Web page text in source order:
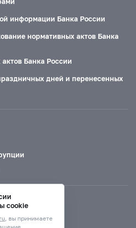
информации Банка России
нормативных актов Банка
Банка России
дней и перенесенных
cookie
, вы принимаете